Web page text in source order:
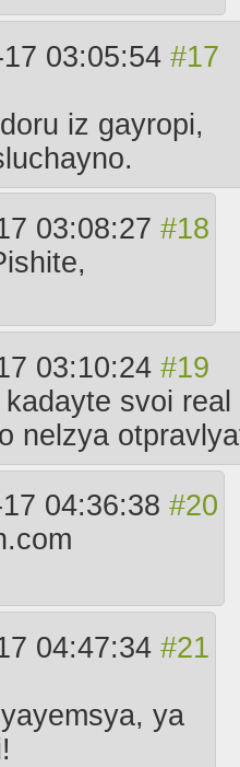
03:05:54
iz gayropi,
03:08:27
03:10:24
svoi real
nelzya
04:36:38
04:47:34
ya